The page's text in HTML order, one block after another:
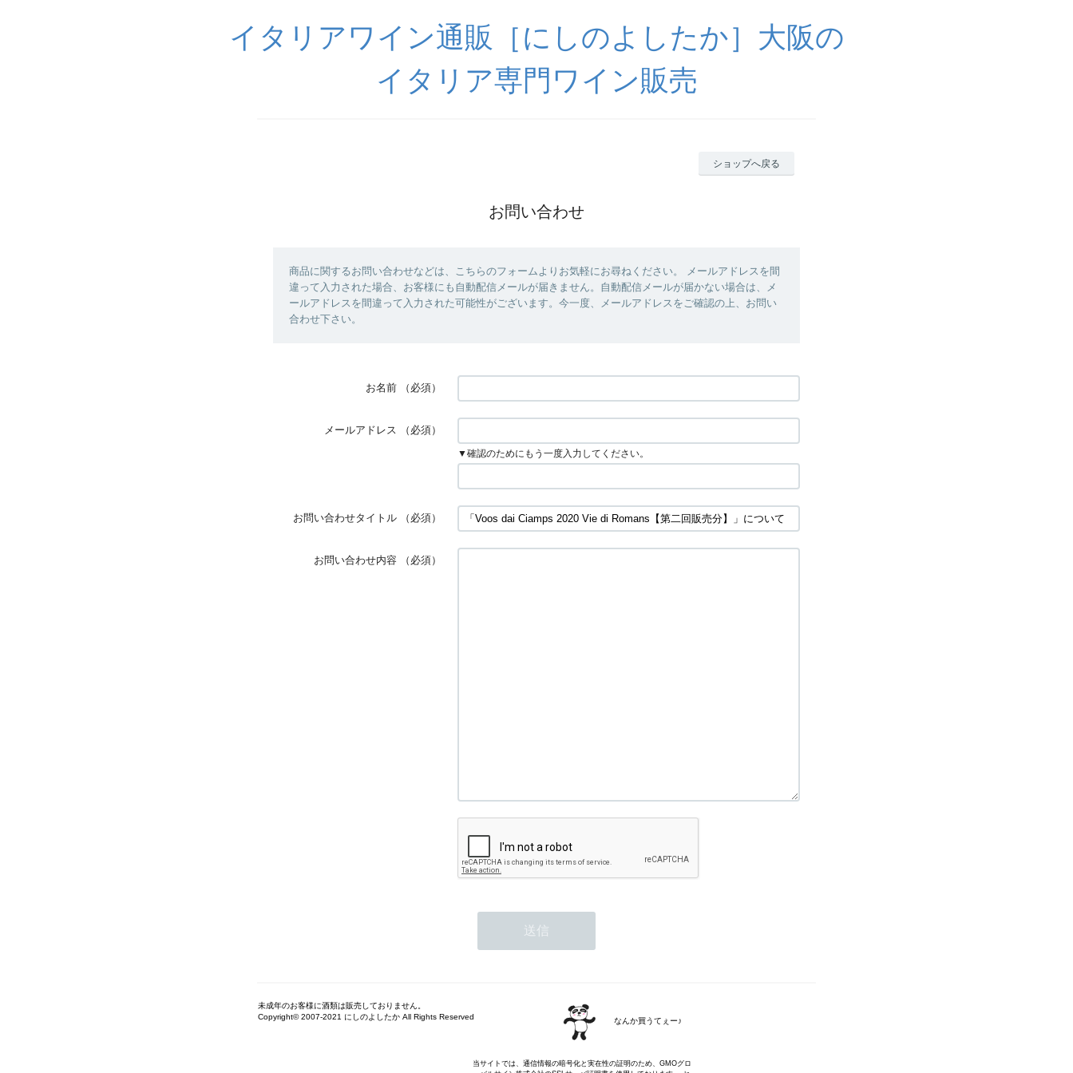
イタリアワイン通販［にしのよしたか］大阪の
イタリア専門ワイン販売
ショップへ戻る
お問い合わせ
商品に関するお問い合わせなどは、こちらのフォームよりお気軽にお尋ねください。 メールアドレスを間
違って入力された場合、お客様にも自動配信メールが届きません。自動配信メールが届かない場合は、メ
ールアドレスを間違って入力された可能性がございます。今一度、メールアドレスをご確認の上、お問い
合わせ下さい。
お名前 （必須）
メールアドレス （必須）
▼確認のためにもう一度入力してください。
お問い合わせタイトル （必須）
お問い合わせ内容 （必須）
未成年のお客様に酒類は販売しておりません。
Copyright© 2007-2021 にしのよしたか All Rights Reserved
なんか買うてぇー♪
当サイトでは、通信情報の暗号化と実在性の証明のため、GMOグロ